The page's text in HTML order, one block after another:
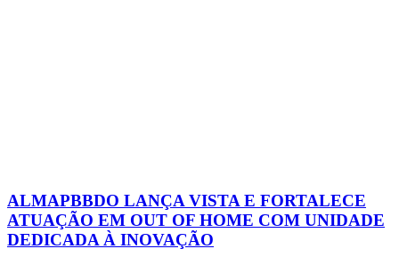
ALMAPBBDO LANÇA VISTA E FORTALECE
ATUAÇÃO EM OUT OF HOME COM UNIDADE
DEDICADA À INOVAÇÃO